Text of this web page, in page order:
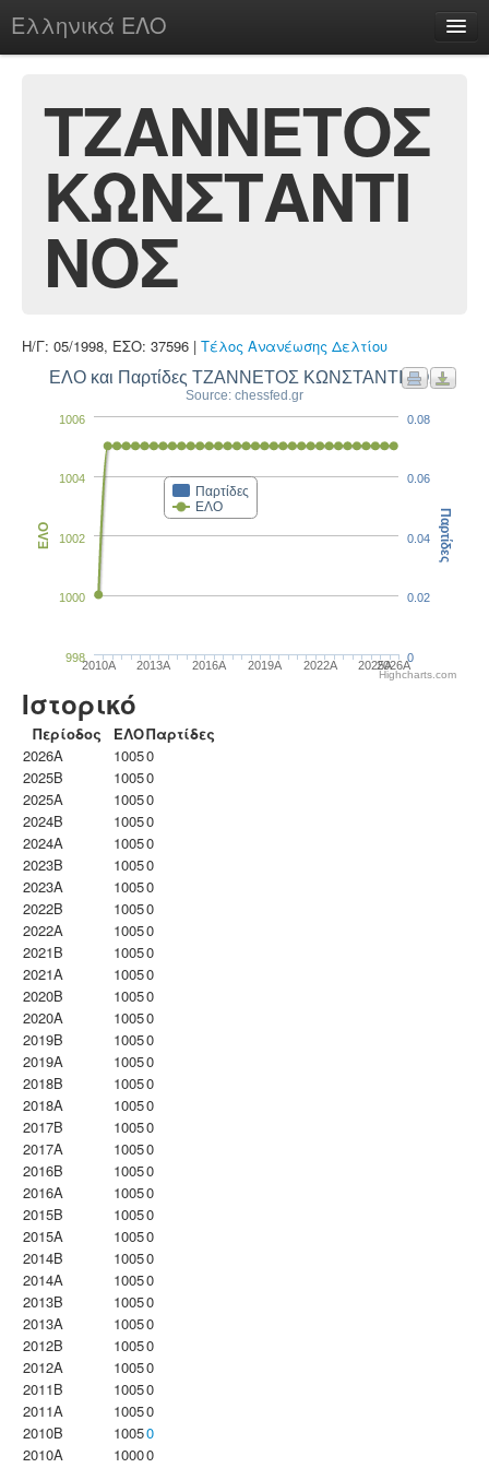
Ελληνικά ΕΛΟ
chesstu.be @ discord
Login
ΤΖΑΝΝΕΤΟΣ
ΚΩΝΣΤΑΝΤΙ
ΝΟΣ
Η/Γ: 05/1998, ΕΣΟ: 37596 | Τέλος Ανανέωσης Δελτίου
ΕΛΟ και Παρτίδες ΤΖΑΝΝΕΤΟΣ ΚΩΝΣΤΑΝΤΙΝΟΣ
Source: chessfed.gr
Παρτίδες
ΕΛΟ
2010A 2013A 2016A 2019A 2022A 2025A2026A
1000
1002
1004
1006
998
ΕΛΟ
0
0.02
0.04
0.06
0.08
Παρτίδες
Highcharts.com
Ιστορικό
Περίοδος ΕΛΟΠαρτίδες
2026A
10050
2025B
10050
2025A
10050
2024B
10050
2024A
10050
2023B
10050
2023Α
10050
2022B
10050
2022A
10050
2021B
10050
2021A
10050
2020B
10050
2020A
10050
2019B
10050
2019A
10050
2018B
10050
2018A
10050
2017B
10050
2017A
10050
2016B
10050
2016A
10050
2015B
10050
2015A
10050
2014B
10050
2014A
10050
2013B
10050
2013A
10050
2012B
10050
2012A
10050
2011B
10050
2011A
10050
2010B
10050
2010A
10000